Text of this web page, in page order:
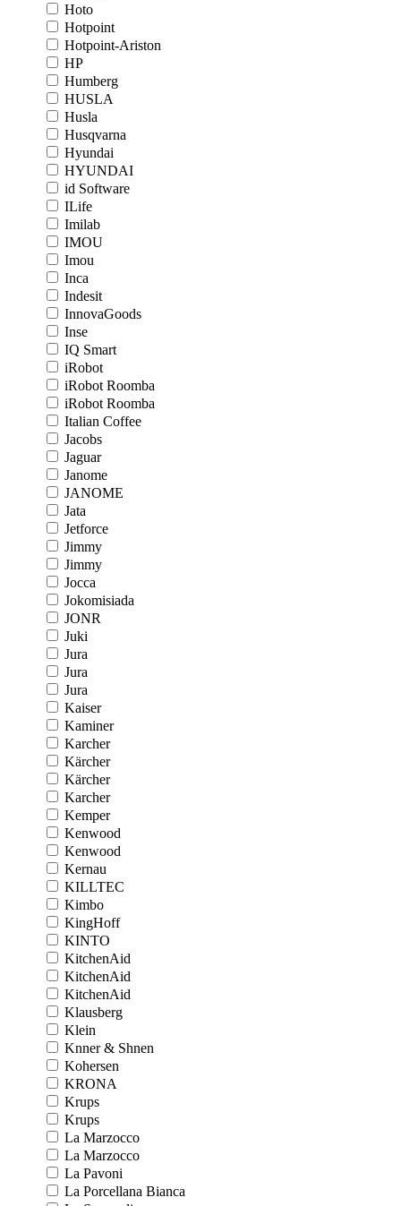
Hoto
Hotpoint
Hotpoint-Ariston
HP
Humberg
HUSLA
Husla
Husqvarna
Hyundai
HYUNDAI
id Software
ILife
Imilab
IMOU
Imou
Inca
Indesit
InnovaGoods
Inse
IQ Smart
iRobot
iRobot Roomba
iRobot Roomba
Italian Coffee
Jacobs
Jaguar
Janome
JANOME
Jata
Jetforce
Jimmy
Jimmy
Jocca
Jokomisiada
JONR
Juki
Jura
Jura
Jura
Kaiser
Kaminer
Karcher
Kärcher
Kärcher
Karcher
Kemper
Kenwood
Kenwood
Kernau
KILLTEC
Kimbo
KingHoff
KINTO
KitchenAid
KitchenAid
KitchenAid
Klausberg
Klein
Knner & Shnen
Kohersen
KRONA
Krups
Krups
La Marzocco
La Marzocco
La Pavoni
La Porcellana Bianca